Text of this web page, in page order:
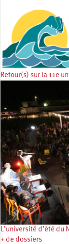
Retour(s) sur la 11e
L’université d’été du
+ de dossiers